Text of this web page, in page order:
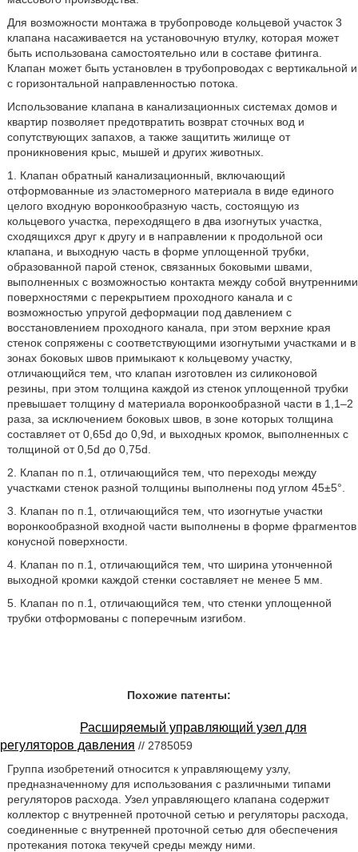
Для возможности монтажа в трубопроводе кольцевой участок 3
клапана насаживается на установочную втулку, которая может
быть использована самостоятельно или в составе фитинга.
Клапан может быть установлен в трубопроводах с вертикальной и
с горизонтальной направленностью потока.
Использование клапана в канализационных системах домов и
квартир позволяет предотвратить возврат сточных вод и
сопутствующих запахов, а также защитить жилище от
проникновения крыс, мышей и других животных.
1. Клапан обратный канализационный, включающий
отформованные из эластомерного материала в виде единого
целого входную воронкообразную часть, состоящую из
кольцевого участка, переходящего в два изогнутых участка,
сходящихся друг к другу и в направлении к продольной оси
клапана, и выходную часть в форме уплощенной трубки,
образованной парой стенок, связанных боковыми швами,
выполненных с возможностью контакта между собой внутренними
поверхностями с перекрытием проходного канала и с
возможностью упругой деформации под давлением с
восстановлением проходного канала,
при этом верхние края
стенок сопряжены с соответствующими изогнутыми участками и в
зонах боковых швов примыкают к кольцевому участку,
отличающийся тем, что клапан изготовлен из силиконовой
резины, при этом толщина каждой из стенок уплощенной трубки
превышает толщину d материала воронкообразной части в 1,1–2
раза, за исключением боковых швов, в зоне которых толщина
составляет от 0,65d до 0,9d, и выходных кромок, выполненных с
толщиной от 0,5d до 0,75d.
2. Клапан по п.1, отличающийся тем, что переходы между
участками стенок разной толщины выполнены под углом 45±5°.
3. Клапан по п.1, отличающийся тем, что изогнутые участки
воронкообразной входной части выполнены в форме фрагментов
конусной поверхности.
4. Клапан по п.1, отличающийся тем, что ширина утонченной
выходной кромки каждой стенки составляет не менее 5 мм.
5. Клапан по п.1, отличающийся тем, что стенки уплощенной
трубки отформованы с поперечным изгибом.
Похожие патенты:
Расширяемый управляющий узел для
регуляторов давления // 2785059
Группа изобретений относится к управляющему узлу,
предназначенному для использования с различными типами
регуляторов расхода. Узел управляющего клапана содержит
коллектор с внутренней проточной сетью и регуляторы расхода,
соединенные с внутренней проточной сетью для обеспечения
протекания потока текучей среды между ними.